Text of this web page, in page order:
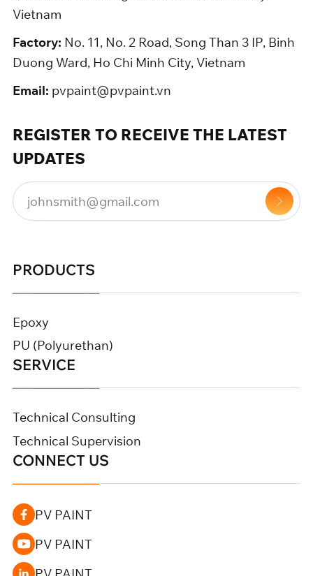
Vietnam
Factory: No. 11, No. 2 Road, Song Than 3 IP, Binh
Duong Ward, Ho Chi Minh City, Vietnam
Email: pvpaint@pvpaint.vn
REGISTER TO RECEIVE THE LATEST
UPDATES
PRODUCTS
Epoxy
PU (Polyurethan)
SERVICE
Technical Consulting
Technical Supervision
CONNECT US
PV PAINT
PV PAINT